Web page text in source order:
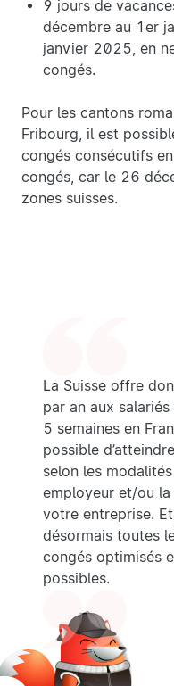
9 jours de
décembre au 1er
janvier 2025, en
congés.
Pour les cantons
Fribourg, il est
congés consécutifs
congés, car le 26
zones suisses.
La Suisse offre
par an aux
5 semaines en
possible
selon les
employeur et/ou
votre entreprise.
désormais toutes
congés optimisés
possibles.